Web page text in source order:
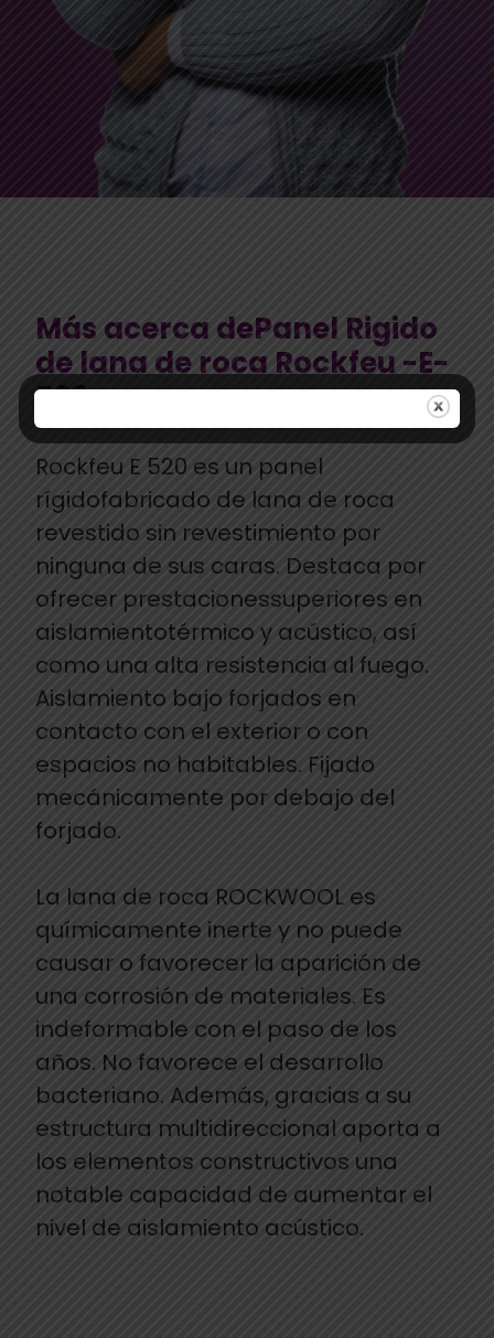
Más acerca dePanel Rigido
de lana de roca Rockfeu -E-
520
Rockfeu E 520 es un panel
rígidofabricado de lana de roca
revestido sin revestimiento por
ninguna de sus caras. Destaca por
ofrecer prestacionessuperiores en
aislamientotérmico y acústico, así
como una alta resistencia al fuego.
Aislamiento bajo forjados en
contacto con el exterior o con
espacios no habitables. Fijado
mecánicamente por debajo del
forjado.
La lana de roca ROCKWOOL es
químicamente inerte y no puede
causar o favorecer la aparición de
una corrosión de materiales. Es
indeformable con el paso de los
años. No favorece el desarrollo
bacteriano. Además, gracias a su
estructura multidireccional aporta a
los elementos constructivos una
notable capacidad de aumentar el
nivel de aislamiento acústico.